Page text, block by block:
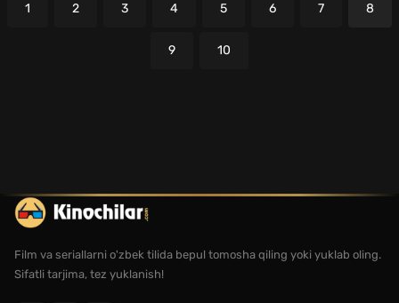
1 2 3 4 5 6 7 8
9 10
Film va seriallarni o'zbek tilida bepul tomosha qiling yoki yuklab oling.
Sifatli tarjima, tez yuklanish!